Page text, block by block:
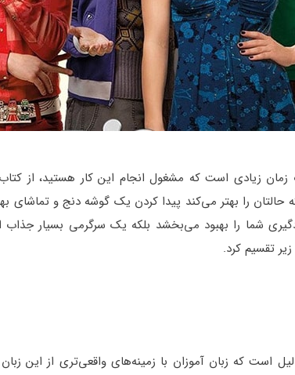
زمان زیادی است که مشغول انجام این کار هستید، از
را بهتر می‌کند پیدا کردن یک گوشه دنج و تماشای
شما را بهبود می‌بخشد بلکه یک سرگرمی بسیار
تقسیم کرد.
است که زبان آموزان با زمینه‌های واقعی‌تری از این